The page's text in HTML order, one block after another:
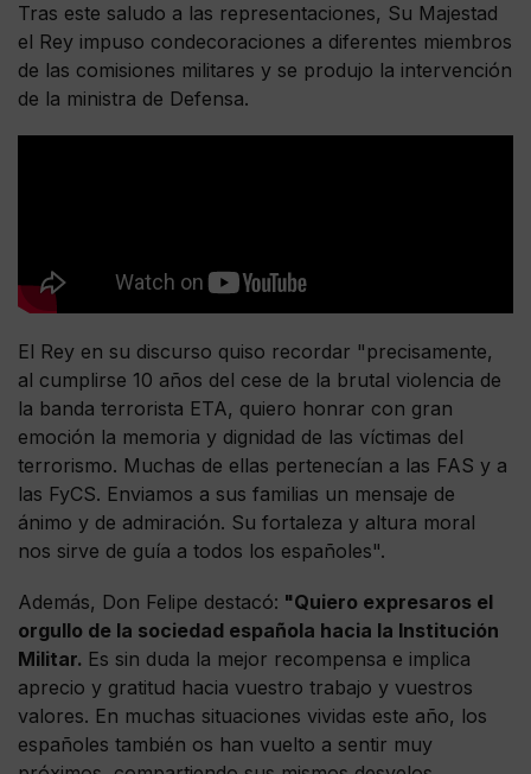
Tras este saludo a las representaciones, Su Majestad
el Rey impuso condecoraciones a diferentes miembros
de las comisiones militares y se produjo la intervención
de la ministra de Defensa.
El Rey en su discurso quiso recordar "precisamente,
al cumplirse 10 años del cese de la brutal violencia de
la banda terrorista ETA, quiero honrar con gran
emoción la memoria y dignidad de las víctimas del
terrorismo. Muchas de ellas pertenecían a las FAS y a
las FyCS. Enviamos a sus familias un mensaje de
ánimo y de admiración. Su fortaleza y altura moral
nos sirve de guía a todos los españoles".
Además, Don Felipe destacó: "Quiero expresaros el
orgullo de la sociedad española hacia la Institución
Militar. Es sin duda la mejor recompensa e implica
aprecio y gratitud hacia vuestro trabajo y vuestros
valores. En muchas situaciones vividas este año, los
españoles también os han vuelto a sentir muy